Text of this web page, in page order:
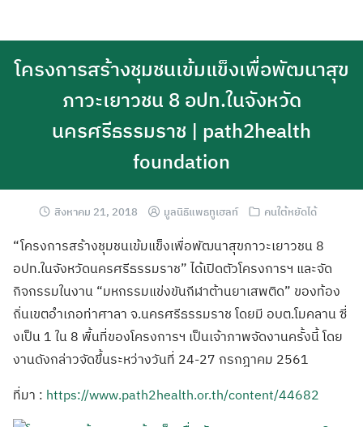
โครงการสร้างชุมชนเข้มแข็งเพื่อพัฒนาสุข
ภาวะเยาวชน 8 อปท.ในจังหวัด
นครศรีธรรมราช | path2health
foundation
สิงหาคม 21, 2018 มูลนิธิแพธทูเฮลท์ คนใต้หยัดได้
“โครงการสร้างชุมชนเข้มแข็งเพื่อพัฒนาสุขภาวะเยาวชน 8
อปท.ในจังหวัดนครศรีธรรมราช” ได้เปิดตัวโครงการฯ และจัด
กิจกรรมในงาน “มหกรรมแข่งขันกีฬาต้านยาเสพติด” ของท้อง
ถิ่นเขตอำเภอท่าศาลา จ.นครศรีธรรมราช โดยมี อบต.โมคลาน ซี่
งเป็น 1 ใน 8 พื้นที่ของโครงการฯ เป็นเจ้าภาพจัดงานครั้งนี้ โดย
งานดังกล่าวจัดขึ้นระหว่างวันที่ 24-27 กรกฎาคม 2561
ที่มา : https://www.path2health.or.th/content/44682